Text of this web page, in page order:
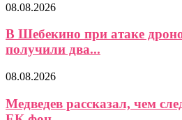
08.08.2026
В Шебекино при атаке
получили два...
08.08.2026
Медведев рассказал, чем